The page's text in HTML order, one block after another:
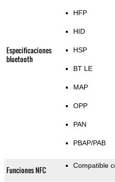
Especificaciones
bluetooth
HFP
HID
HSP
BT LE
MAP
OPP
PAN
PBAP/PAB
Funciones NFC Compatible